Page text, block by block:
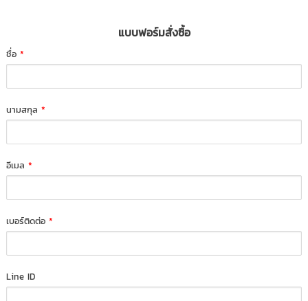
แบบฟอร์มสั่งซื้อ
ชื่อ*
นามสกุล*
อีเมล*
เบอร์ติดต่อ*
Line ID